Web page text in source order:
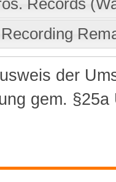
Records
der
gem.